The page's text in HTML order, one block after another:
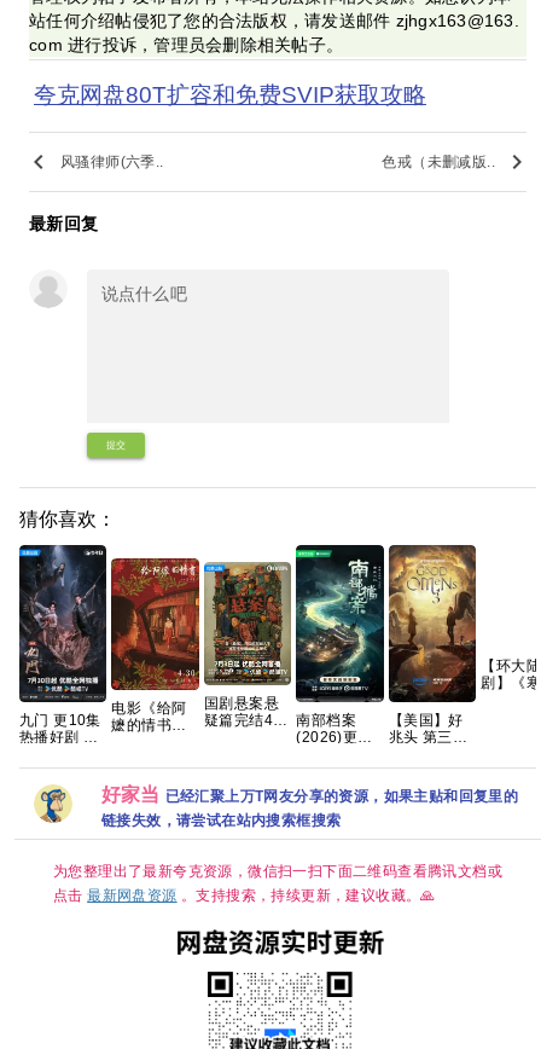
站任何介绍帖侵犯了您的合法版权，请发送邮件 zjhgx163@163.
com 进行投诉，管理员会删除相关帖子。
夸克网盘80T扩容和免费SVIP获取攻略
keyboard_arrow_left 风骚律师(六季.. 色戒（未删减版.. keyboard_arrow_right
最新回复
提交
猜你喜欢：
九门 更10集
热播好剧 4K
百度网盘+】
电影《给阿
嬷的情书》
国剧悬案悬
疑篇完结4K
集上线 王传
君江奇霖杨
烁主演
南部档案
(2026)更新
字][2GB集]
张新成/丁禹
兮/姜珮瑶/富
大龙/刘令姿
【美国】好
兆头 第三季
/ 喜剧 / 奇幻
又名: 好兆头
最终季 夸克
【环大陆
剧】《
中字/三
集】
好家当 已经汇聚上万T网友分享的资源，如果主贴和回复里的
链接失效，请尝试在站内搜索框搜索
为您整理出了最新夸克资源，微信扫一扫下面二维码查看腾讯文档或
点击最新网盘资源 。支持搜索，持续更新，建议收藏。🙏